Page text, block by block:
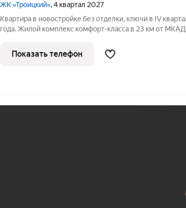
ЖК «Троицкий», 4 квартал 2027
Квартира в новостройке без отделки, ключи в IV
года. Жилой комплекс комфорт-класса в 23 км от
уже работает: поликлиники, больница, школы, детские
гипермаркет,
Показать телефон